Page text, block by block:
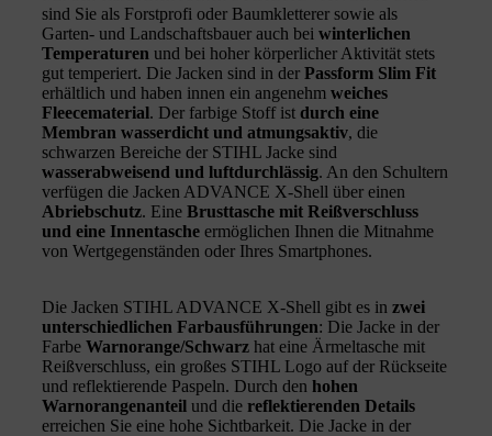
sind Sie als Forstprofi oder Baumkletterer sowie als
Garten- und Landschaftsbauer auch bei winterlichen
Temperaturen und bei hoher körperlicher Aktivität stets
gut temperiert. Die Jacken sind in der Passform Slim Fit
erhältlich und haben innen ein angenehm weiches
Fleecematerial. Der farbige Stoff ist durch eine
Membran wasserdicht und atmungsaktiv, die
schwarzen Bereiche der STIHL Jacke sind
wasserabweisend und luftdurchlässig. An den Schultern
verfügen die Jacken ADVANCE X-Shell über einen
Abriebschutz. Eine Brusttasche mit Reißverschluss
und eine Innentasche ermöglichen Ihnen die Mitnahme
von Wertgegenständen oder Ihres Smartphones.
Die Jacken STIHL ADVANCE X-Shell gibt es in zwei
unterschiedlichen Farbausführungen: Die Jacke in der
Farbe Warnorange/Schwarz hat eine Ärmeltasche mit
Reißverschluss, ein großes STIHL Logo auf der Rückseite
und reflektierende Paspeln. Durch den hohen
Warnorangenanteil und die reflektierenden Details
erreichen Sie eine hohe Sichtbarkeit. Die Jacke in der